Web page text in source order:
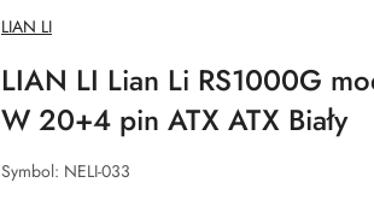
NAZWA
PRODUCENTA:
LIAN LI
LIAN LI Lian Li RS1000G
W 20+4 pin ATX ATX Biały
Symbol: NELI-033